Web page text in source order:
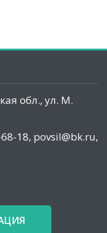
обл., ул. М.
18, povsil@bk.ru,